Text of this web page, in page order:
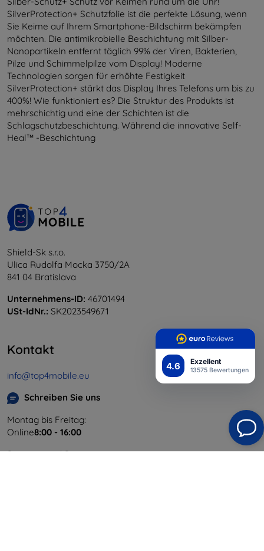
4.6 Exzellent
13575 Bewertungen
SilverProtection+ Schutzfolie ist die perfekte Lösung, wenn
Sie Keime auf Ihrem Smartphone-Bildschirm bekämpfen
möchten. Die antimikrobielle Beschichtung mit Silber-
Nanopartikeln entfernt täglich 99% der Viren, Bakterien,
Pilze und Schimmelpilze vom Display! Moderne
Technologien sorgen für erhöhte Festigkeit
SilverProtection+ stärkt das Display Ihres Telefons um bis zu
400%! Wie funktioniert es? Die Struktur des Produkts ist
mehrschichtig und eine der Schichten ist die
Schlagschutzbeschichtung. Während die innovative Self-
Heal™ -Beschichtung
Shield-Sk s.r.o.
Ulica Rudolfa Mocka 3750/2A
841 04 Bratislava
Unternehmens-ID: 46701494
USt-IdNr.: SK2023549671
Kontakt
info@top4mobile.eu
Schreiben Sie uns
Montag bis Freitag:
Online8:00 - 16:00
Samstag und Sonntag: